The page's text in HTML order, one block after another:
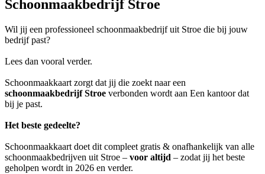
Schoonmaakbedrijf Stroe
Wil jij een professioneel schoonmaakbedrijf uit Stroe die bij jouw
bedrijf past?
Lees dan vooral verder.
Schoonmaakkaart zorgt dat jij die zoekt naar een
schoonmaakbedrijf Stroe verbonden wordt aan Een kantoor dat
bij je past.
Het beste gedeelte?
Schoonmaakkaart doet dit compleet gratis & onafhankelijk van alle
schoonmaakbedrijven uit Stroe – voor altijd – zodat jij het beste
geholpen wordt in 2026 en verder.